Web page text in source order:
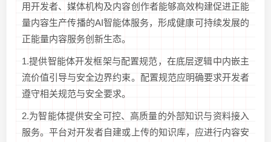
用开发者、媒体机构及内容创作者能够高效构建促进正能
量内容生产传播的AI智能体服务，形成健康可持续发展的
正能量内容服务创新生态。
1.提供智能体开发框架与配置规范，在底层逻辑中内嵌主
流价值引导与安全边界约束。配置规范应明确要求开发者
遵守相关规范与安全要求。
2.为智能体提供安全可控、高质量的外部知识与资料接入
服务。平台对开发者自建或上传的知识库，应进行内容安